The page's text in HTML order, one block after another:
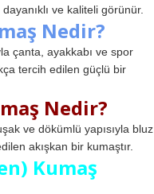
ve kaliteli görünür.
Nedir?
çanta, ayakkabı ve spor
tercih edilen güçlü bir
Nedir?
ve dökümlü yapısıyla bluz
akışkan bir kumaştır.
Kumaş